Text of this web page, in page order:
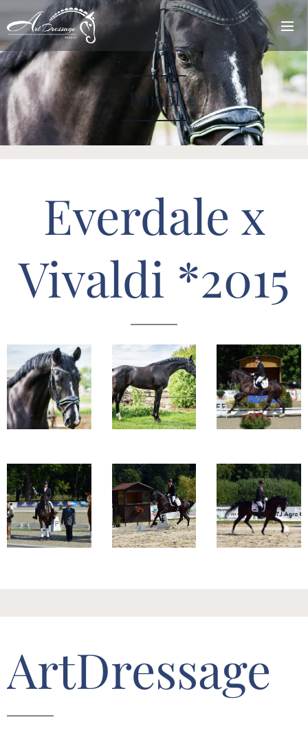
Kajool
Everdale x
Vivaldi *2015
ArtDressage